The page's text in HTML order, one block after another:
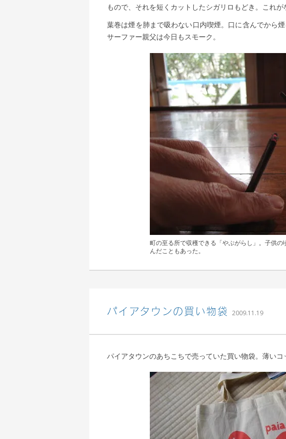
もので、それを短くカットしたシガリロもどき。これが
葉巻は煙を肺まで吸わない口内喫煙。口に含んでから
サーファー親父は今日もスモーク。
町の至る所で収穫できる「やぶがらし」。子供
んだこともあった。
パイアタウンの買い物袋 2009.11.19
パイアタウンのあちこちで売っていた買い物袋。薄いコ